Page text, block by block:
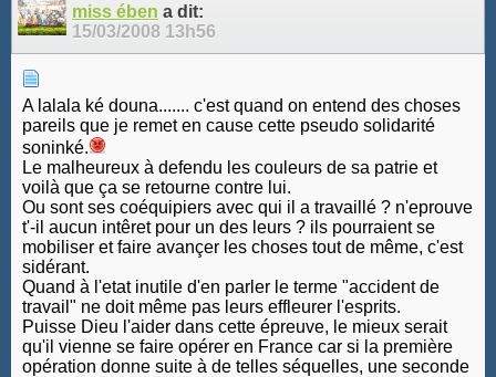
miss ében a dit:
15/03/2008 13h56
A lalala ké douna....... c'est quand on entend des choses
pareils que je remet en cause cette pseudo solidarité
soninké.
Le malheureux à defendu les couleurs de sa patrie et
voilà que ça se retourne contre lui.
Ou sont ses coéquipiers avec qui il a travaillé ? n'eprouve
t'-il aucun intêret pour un des leurs ? ils pourraient se
mobiliser et faire avançer les choses tout de même, c'est
sidérant.
Quand à l'etat inutile d'en parler le terme "accident de
travail" ne doit même pas leurs effleurer l'esprits.
Puisse Dieu l'aider dans cette épreuve, le mieux serait
qu'il vienne se faire opérer en France car si la première
opération donne suite à de telles séquelles, une seconde